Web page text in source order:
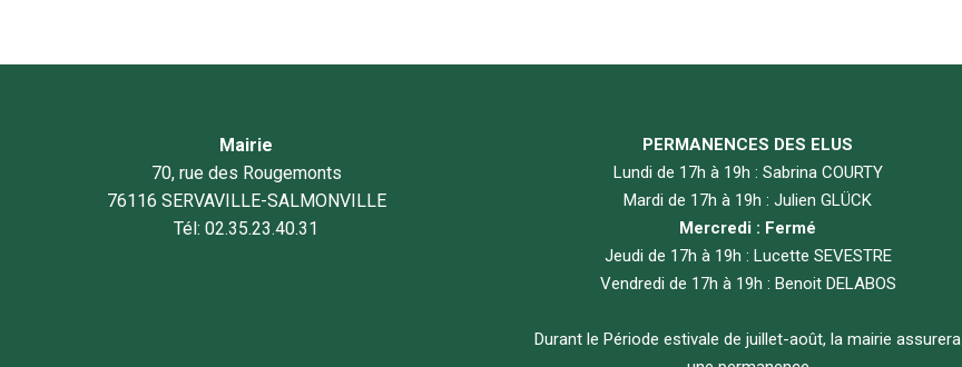
Mairie
70, rue des Rougemonts
76116 SERVAVILLE-SALMONVILLE
Tél: 02.35.23.40.31
PERMANENCES DES ELUS
Lundi de 17h à 19h : Sabrina COURTY
Mardi de 17h à 19h : Julien GLÜCK
Mercredi : Fermé
Jeudi de 17h à 19h : Lucette SEVESTRE
Vendredi de 17h à 19h : Benoit DELABOS
Durant le Période estivale de juillet-août, la mairie assurera